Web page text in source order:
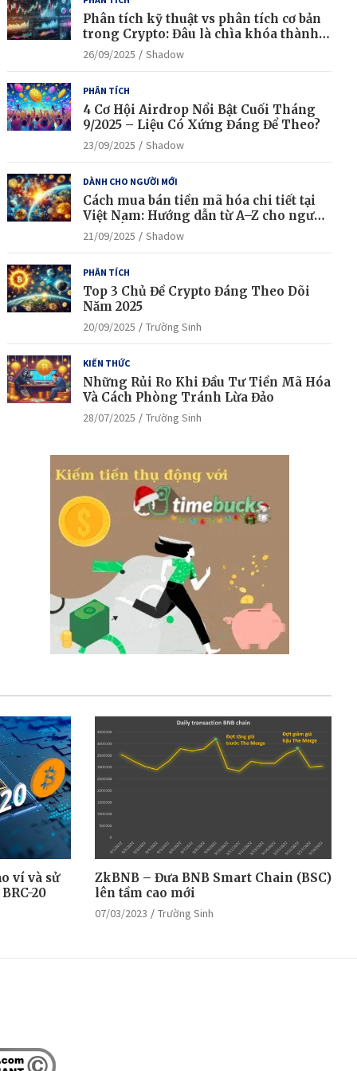
Phân tích kỹ thuật vs phân tích cơ bản
trong Crypto: Đâu là chìa khóa thành
công?
26/09/2025 Shadow
PHÂN TÍCH
4 Cơ Hội Airdrop Nổi Bật Cuối Tháng
9/2025 – Liệu Có Xứng Đáng Để Theo?
23/09/2025 Shadow
DÀNH CHO NGƯỜI MỚI
Cách mua bán tiền mã hóa chi tiết tại
Việt Nam: Hướng dẫn từ A–Z cho người
mới bắt đầu
21/09/2025 Shadow
PHÂN TÍCH
Top 3 Chủ Đề Crypto Đáng Theo Dõi
Năm 2025
20/09/2025 Trường Sinh
KIẾN THỨC
Những Rủi Ro Khi Đầu Tư Tiền Mã Hóa
Và Cách Phòng Tránh Lừa Đảo
28/07/2025 Trường Sinh
ví và sử
20
ZkBNB – Đưa BNB Smart Chain (BSC)
lên tầm cao mới
07/03/2023 Trường Sinh